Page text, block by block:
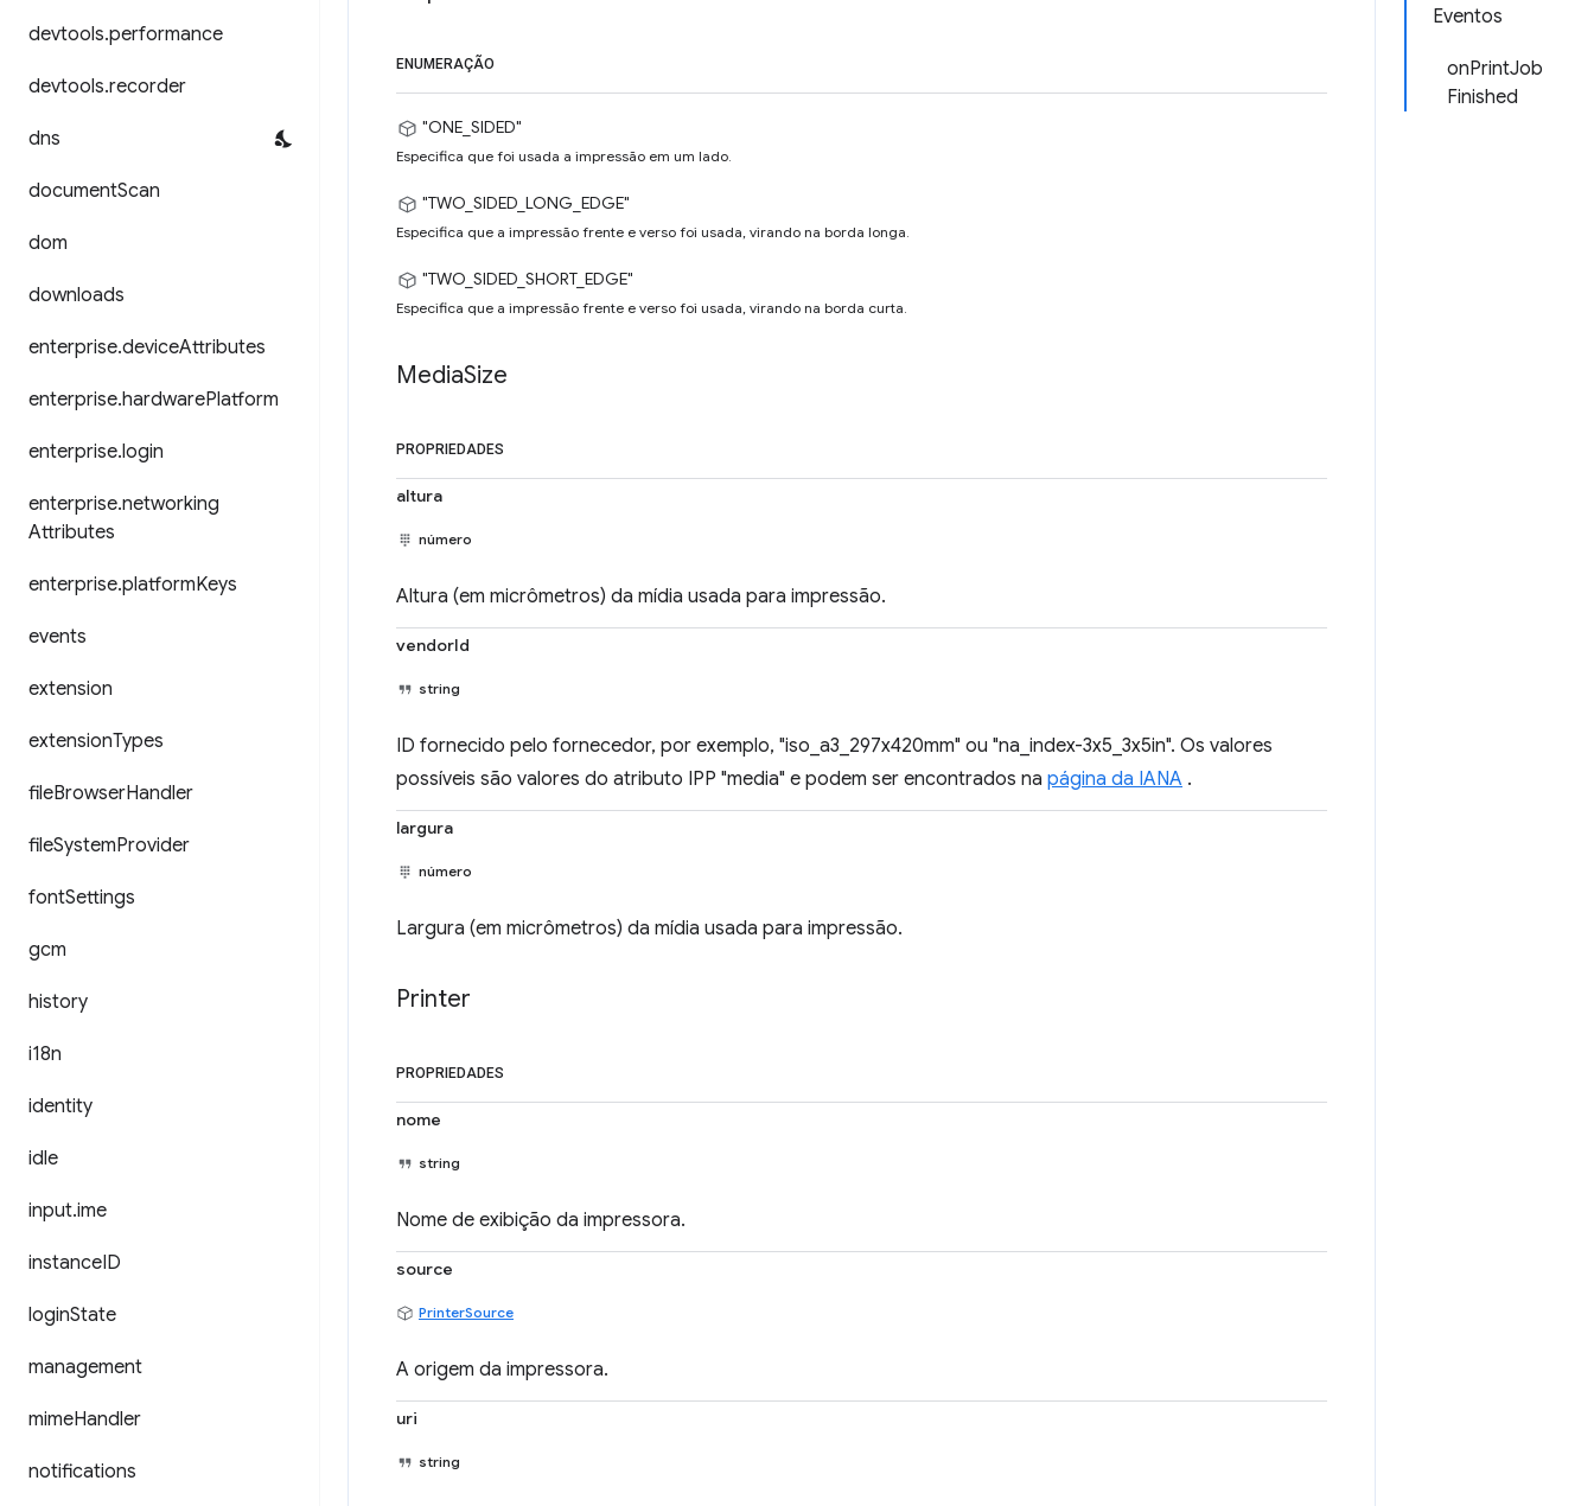
devtools.performance
devtools.recorder
dns
documentScan
dom
downloads
enterprise.deviceAttributes
enterprise.hardwarePlatform
enterprise.login
enterprise.networking
Attributes
enterprise.platformKeys
events
extension
extensionTypes
fileBrowserHandler
fileSystemProvider
fontSettings
gcm
history
i18n
identity
idle
input.ime
instanceID
loginState
management
mimeHandler
notifications
Eventos
onPrintJob
Finished
ENUMERAÇÃO
"ONE_SIDED"
Especifica que foi usada a impressão em um lado.
"TWO_SIDED_LONG_EDGE"
Especifica que a impressão frente e verso foi usada, virando na borda longa.
"TWO_SIDED_SHORT_EDGE"
Especifica que a impressão frente e verso foi usada, virando na borda curta.
MediaSize
PROPRIEDADES
altura
número
Altura (em micrômetros) da mídia usada para impressão.
vendorId
string
ID fornecido pelo fornecedor, por exemplo, "iso_a3_297x420mm" ou "na_index-3x5_3x5in". Os valores
possíveis são valores do atributo IPP "media" e podem ser encontrados na página da IANA .
largura
número
Largura (em micrômetros) da mídia usada para impressão.
Printer
PROPRIEDADES
nome
string
Nome de exibição da impressora.
source
PrinterSource
A origem da impressora.
uri
string